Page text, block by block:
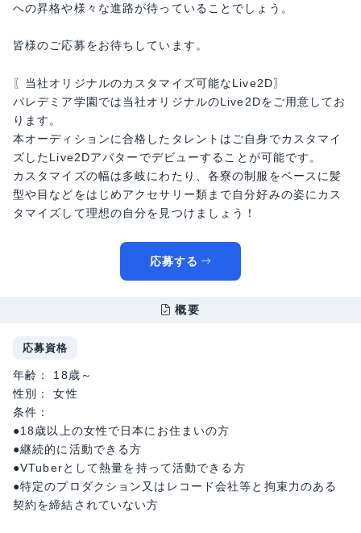
への昇格や様々な進路が待っていることでしょう。
皆様のご応募をお待ちしています。
〖当社オリジナルのカスタマイズ可能なLive2D〗
パレデミア学園では当社オリジナルのLive2Dをご用意してお
ります。
本オーディションに合格したタレントはご自身でカスタマイ
ズしたLive2Dアバターでデビューすることが可能です。
カスタマイズの幅は多岐にわたり、各寮の制服をベースに髪
型や目などをはじめアクセサリー類まで自分好みの姿にカス
タマイズして理想の自分を見つけましょう！
応募する
概要
応募資格
年齢： 18歳～
性別： 女性
条件：
●18歳以上の女性で日本にお住まいの方
●継続的に活動できる方
●VTuberとして熱量を持って活動できる方
●特定のプロダクション又はレコード会社等と拘束力のある
契約を締結されていない方